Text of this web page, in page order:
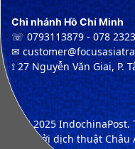
Chi nhánh Hồ Chí Minh
☏ 0793113879 - 078
✉︎
⟟ 27 Nguyễn Văn Giai, P.
© ™ 2025
dịch bởi dịch thuật Châu